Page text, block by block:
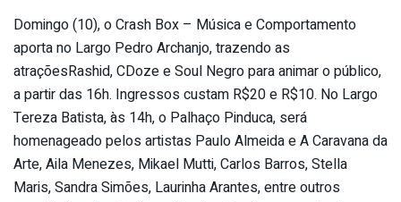
Domingo (10), o Crash Box – Música e Comportamento
aporta no Largo Pedro Archanjo, trazendo as
atraçõesRashid, CDoze e Soul Negro para animar o público,
a partir das 16h. Ingressos custam R$20 e R$10. No Largo
Tereza Batista, às 14h, o Palhaço Pinduca, será
homenageado pelos artistas Paulo Almeida e A Caravana da
Arte, Aila Menezes, Mikael Mutti, Carlos Barros, Stella
Maris, Sandra Simões, Laurinha Arantes, entre outros